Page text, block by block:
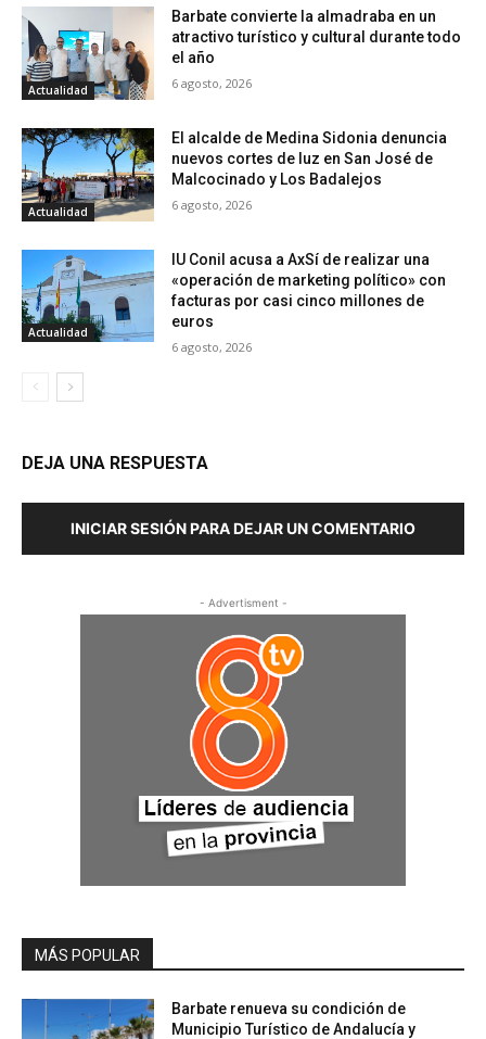
Actualidad
Barbate convierte la almadraba en un
atractivo turístico y cultural durante todo
el año
6 agosto, 2026
Actualidad
El alcalde de Medina Sidonia denuncia
nuevos cortes de luz en San José de
Malcocinado y Los Badalejos
6 agosto, 2026
Actualidad
IU Conil acusa a AxSí de realizar una
«operación de marketing político» con
facturas por casi cinco millones de
euros
6 agosto, 2026
DEJA UNA RESPUESTA
INICIAR SESIÓN PARA DEJAR UN COMENTARIO
- Advertisment -
MÁS POPULAR
Barbate renueva su condición de
Municipio Turístico de Andalucía y